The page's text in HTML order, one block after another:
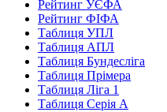
Рейтинг УЄФА
Рейтинг ФІФА
Таблиця УПЛ
Таблиця АПЛ
Таблиця Бундесліга
Таблиця Прімера
Таблиця Ліга 1
Таблиця Серія А